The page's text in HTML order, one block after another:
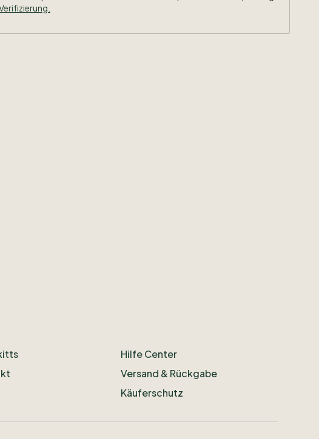
Hilfe Center
Versand & Rückgabe
Käuferschutz